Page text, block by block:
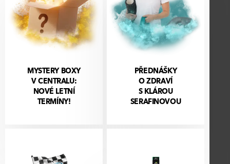
MYSTERY BOXY
V CENTRALU:
NOVÉ LETNÍ
TERMÍNY!
PŘEDNÁŠKY
O ZDRAVÍ
S KLÁROU
SERAFINOVOU